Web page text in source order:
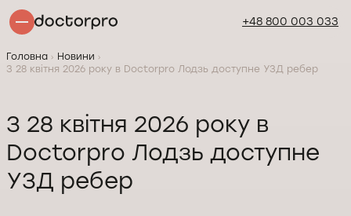
+48 800 003 033
Головна
Новини
З 28 квітня 2026 року в Doctorpro Лодзь доступне УЗД ребер
З 28 квітня 2026 року в
Doctorpro Лодзь доступне
УЗД ребер